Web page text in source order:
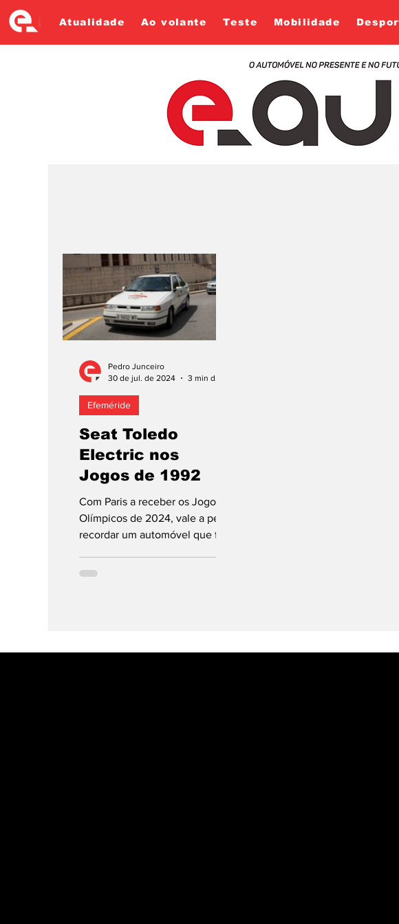
Atualidade Ao volante Teste Mobilidade
Seat Toledo
Electric nos
Jogos de 1992
Com Paris a receber os Jogos
Olímpicos de 2024, vale a pena
recordar um automóvel que foi
edição de 1992,...
Efeméride
Pedro Junceiro
30 de jul. de 2024
3 min de leitura